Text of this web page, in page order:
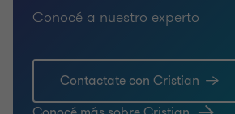
Conocé a nuestro experto
Contactate con Cristian